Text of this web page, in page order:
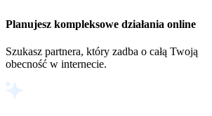
Planujesz kompleksowe działania online
Szukasz partnera, który zadba o całą Twoją
obecność w internecie.